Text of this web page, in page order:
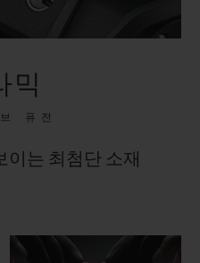
믹
퓨전
이는 최첨단 소재